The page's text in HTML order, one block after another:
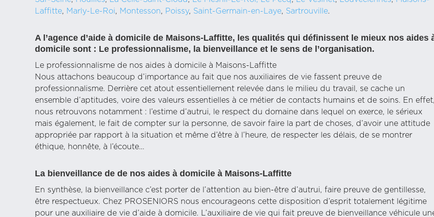
Laffitte, Marly-Le-Roi, Montesson, Poissy, Saint-Germain-en-Laye, Sartrouville.
A l’agence d’aide à domicile de Maisons-Laffitte, les qualités qui définissent le mieux nos aides
domicile sont : Le professionnalisme, la bienveillance et le sens de l’organisation.
Le professionnalisme de nos aides à domicile à Maisons-Laffitte
Nous attachons beaucoup d’importance au fait que nos auxiliaires de vie fassent preuve de
professionnalisme. Derrière cet atout essentiellement relevée dans le milieu du travail, se cache un
ensemble d’aptitudes, voire des valeurs essentielles à ce métier de contacts humains et de soins. En effet,
nous retrouvons notamment : l’estime d’autrui, le respect du domaine dans lequel on exerce, le sérieux
mais également, le fait de compter sur la personne, de savoir faire la part de choses, d’avoir une attitude
appropriée par rapport à la situation et même d’être à l’heure, de respecter les délais, de se montrer
éthique, honnête, à l’écoute…
La bienveillance de de nos aides à domicile à Maisons-Laffitte
En synthèse, la bienveillance c’est porter de l’attention au bien-être d’autrui, faire preuve de gentillesse,
être respectueux. Chez PROSENIORS nous encourageons cette disposition d’esprit totalement légitime
pour une auxiliaire de vie d’aide à domicile. L’auxiliaire de vie qui fait preuve de bienveillance véhicule